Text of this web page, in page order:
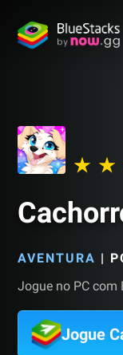
AVENTURA |
Jogue no PC com
Jogue